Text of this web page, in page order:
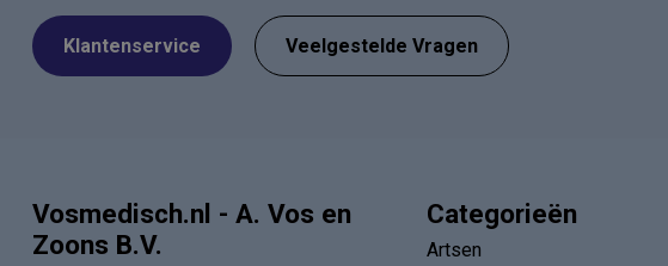
Klantenservice Veelgestelde Vragen
Vosmedisch.nl - A. Vos en
Zoons B.V.
Categorieën
Artsen